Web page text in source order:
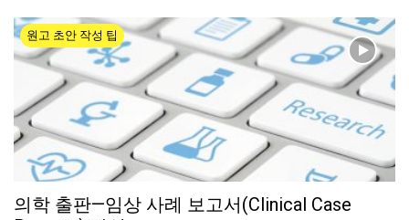
원고 초안 작성 팁
의학 출판—임상 사례 보고서(Clinical Case